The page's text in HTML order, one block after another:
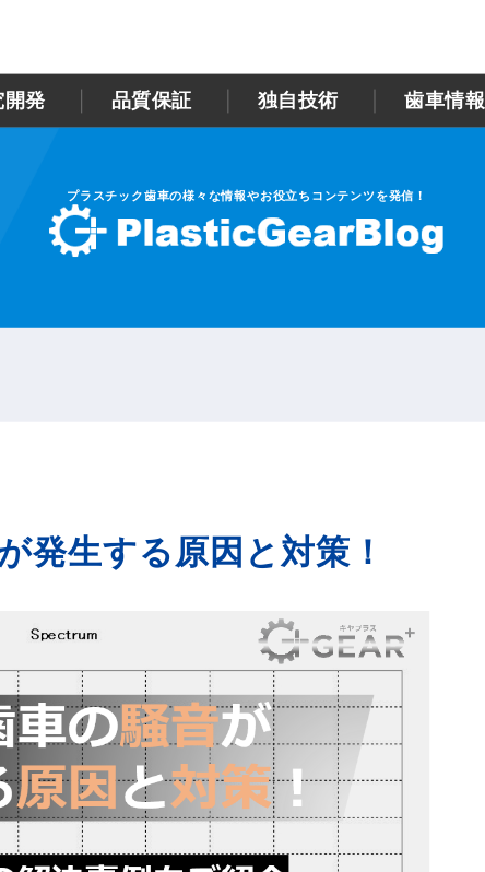
開発 品質保証 独自技術 歯車情報
プラスチック歯車の様々な情報やお役立ちコンテンツを発信！
発生する原因と対策！